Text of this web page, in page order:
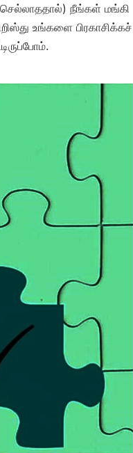
நீங்கள் மங்கி
உங்களை பிரகாசிக்கச்